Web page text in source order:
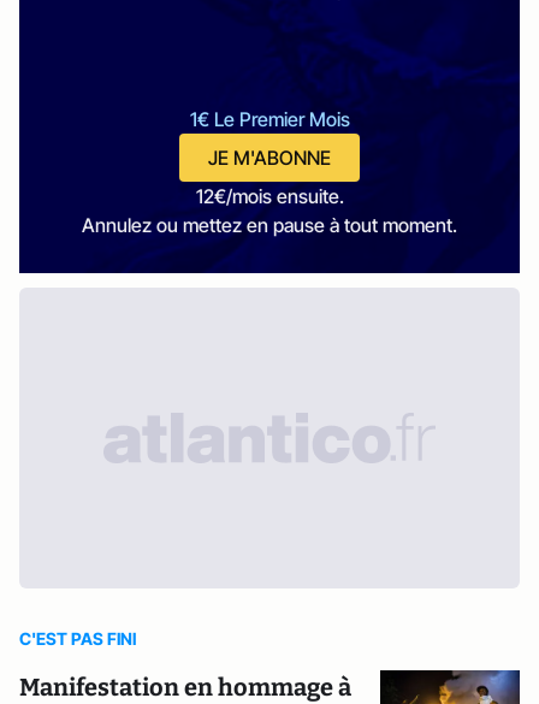
1€ Le Premier Mois
JE M'ABONNE
12€/mois ensuite.
Annulez ou mettez en pause à tout moment.
C'EST PAS FINI
Manifestation en hommage à